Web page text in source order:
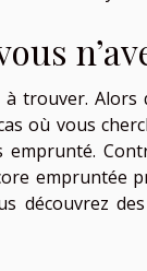
trouver. Alors
où vous
emprunté.
empruntée
découvrez